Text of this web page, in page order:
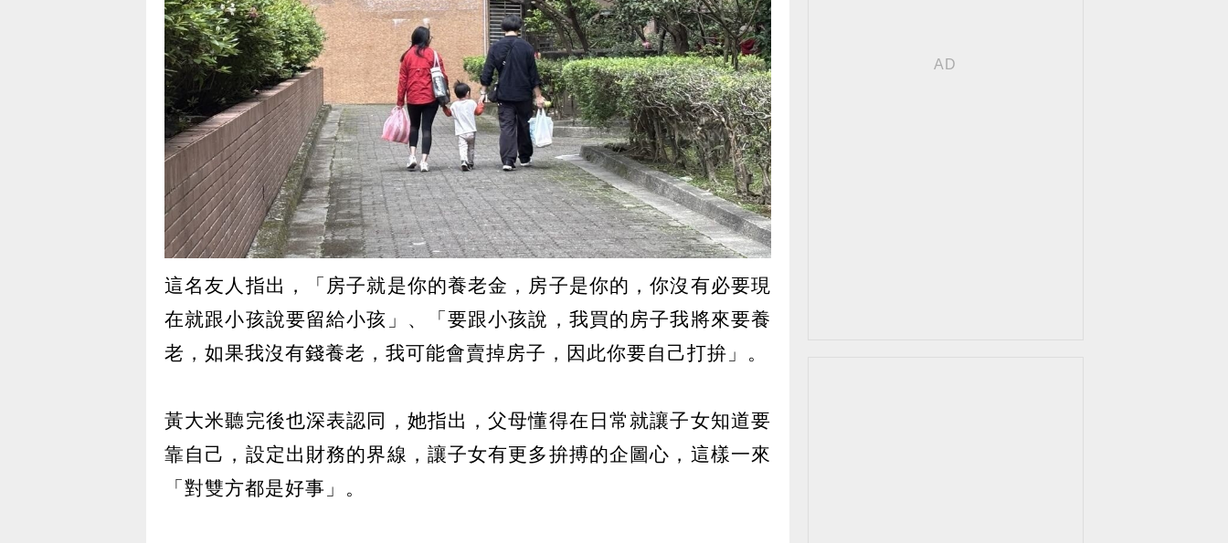
這名友人指出，「房子就是你的養老金，房子是你的，你沒有必要現
在就跟小孩說要留給小孩」、「要跟小孩說，我買的房子我將來要養
老，如果我沒有錢養老，我可能會賣掉房子，因此你要自己打拚」。
黃大米聽完後也深表認同，她指出，父母懂得在日常就讓子女知道要
靠自己，設定出財務的界線，讓子女有更多拚搏的企圖心，這樣一來
「對雙方都是好事」。